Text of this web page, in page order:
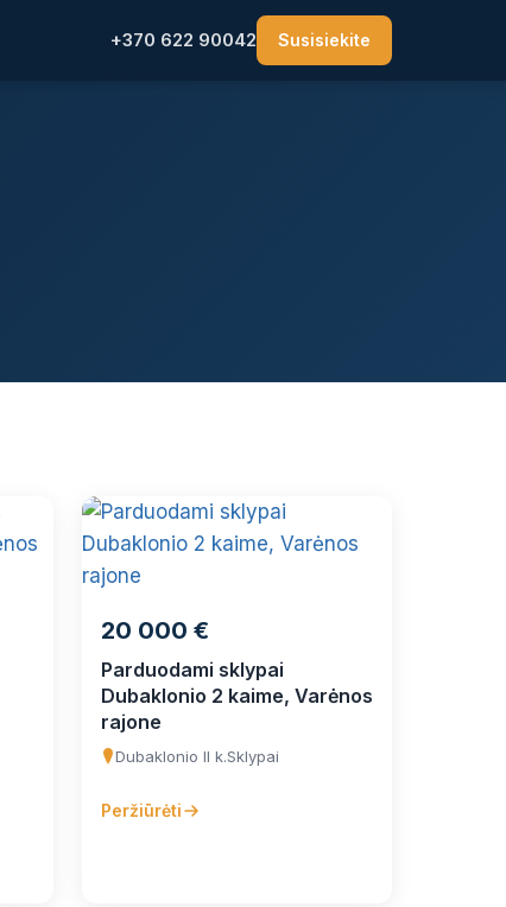
+370 622 90042 Susisiekite
20 000 €
Parduodami sklypai
Dubaklonio 2 kaime, Varėnos
rajone
Dubaklonio II k.Sklypai
Peržiūrėti